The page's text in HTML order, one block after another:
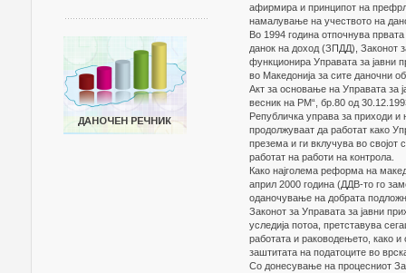
афирмира и принципот на
намалување на учеството на
Во 1994 година отпочнува
данок на доход (ЗПДД), Законот
функционира Управата за јавни
во Македонија за сите даночни
Акт за основање на Управата за
весник на РМ“, бр.80 од
Републичка управа за приходи и
продолжуваат да работат како
презема и ги вклучува во својот
работат на работи на контрола.
Како најголема реформа на
април 2000 година (ДДВ-то го
оданочување на добрата
Законот за Управата за јавни
уследија потоа, претставува
работата и раководењето, како
заштитата на податоците во
Со донесување на процесниот